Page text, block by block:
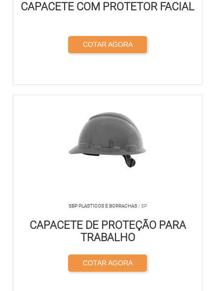
CAPACETE COM PROTETOR FACIAL
COTAR AGORA
SBP PLASTICOS E BORRACHAS/ SP
CAPACETE DE PROTEÇÃO PARA
TRABALHO
COTAR AGORA